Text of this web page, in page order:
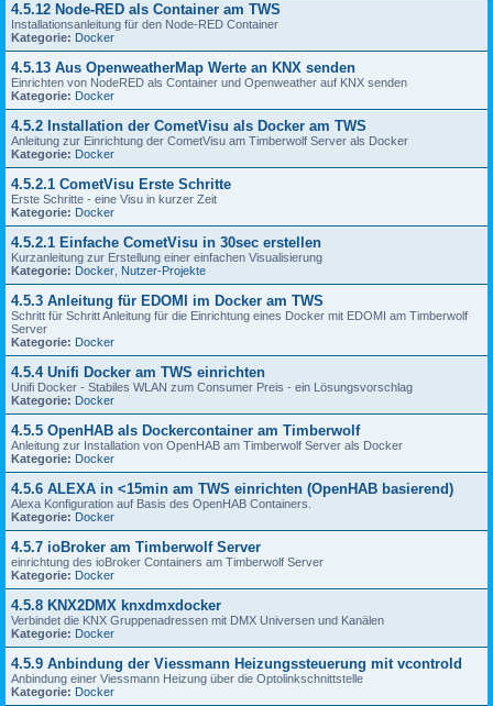
4.5.12 Node-RED als Container am TWS
Installationsanleitung für den Node-RED Container
Kategorie: Docker
4.5.13 Aus OpenweatherMap Werte an KNX senden
Einrichten von NodeRED als Container und Openweather auf KNX senden
Kategorie: Docker
4.5.2 Installation der CometVisu als Docker am TWS
Anleitung zur Einrichtung der CometVisu am Timberwolf Server als Docker
Kategorie: Docker
4.5.2.1 CometVisu Erste Schritte
Erste Schritte - eine Visu in kurzer Zeit
Kategorie: Docker
4.5.2.1 Einfache CometVisu in 30sec erstellen
Kurzanleitung zur Erstellung einer einfachen Visualisierung
Kategorie: Docker Nutzer-Projekte
4.5.3 Anleitung für EDOMI im Docker am TWS
Schritt für Schritt Anleitung für die Einrichtung eines Docker mit EDOMI am Timberwolf
Server
Kategorie: Docker
4.5.4 Unifi Docker am TWS einrichten
Unifi Docker - Stabiles WLAN zum Consumer Preis - ein Lösungsvorschlag
Kategorie: Docker
4.5.5 OpenHAB als Dockercontainer am Timberwolf
Anleitung zur Installation von OpenHAB am Timberwolf Server als Docker
Kategorie: Docker
4.5.6 ALEXA in <15min am TWS einrichten (OpenHAB basierend)
Alexa Konfiguration auf Basis des OpenHAB Containers.
Kategorie: Docker
4.5.7 ioBroker am Timberwolf Server
einrichtung des ioBroker Containers am Timberwolf Server
Kategorie: Docker
4.5.8 KNX2DMX knxdmxdocker
Verbindet die KNX Gruppenadressen mit DMX Universen und Kanälen
Kategorie: Docker
4.5.9 Anbindung der Viessmann Heizungssteuerung mit vcontrold
Anbindung einer Viessmann Heizung über die Optolinkschnittstelle
Kategorie: Docker